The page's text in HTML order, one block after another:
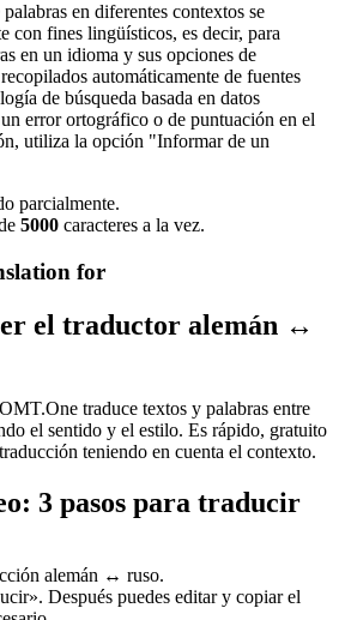
en diferentes contextos se
con fines lingüísticos, es decir, para
en un idioma y sus opciones de
automáticamente de fuentes
de búsqueda basada en datos
error ortográfico o de puntuación en el
utiliza la opción "Informar de un
parcialmente.
5000 caracteres a la vez.
for
el traductor alemán ↔
traduce textos y palabras entre
el sentido y el estilo. Es rápido, gratuito
teniendo en cuenta el contexto.
3 pasos para traducir
alemán ↔ ruso.
Después puedes editar y copiar el